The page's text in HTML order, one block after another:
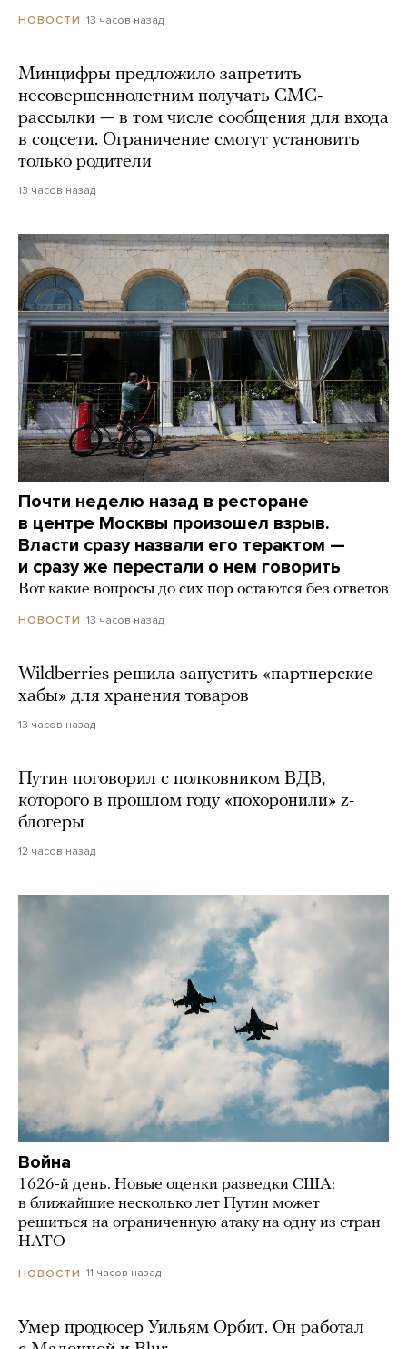
НОВОСТИ 13 часов назад
Минцифры предложило запретить
несовершеннолетним получать СМС-
рассылки — в том числе сообщения для входа
в соцсети. Ограничение смогут установить
только родители
13 часов назад
Почти неделю назад в ресторане
в центре Москвы произошел взрыв.
Власти сразу назвали его терактом —
и сразу же перестали о нем говорить
Вот какие вопросы до сих пор остаются без ответов
НОВОСТИ 13 часов назад
Wildberries решила запустить «партнерские
хабы» для хранения товаров
13 часов назад
Путин поговорил с полковником ВДВ,
которого в прошлом году «похоронили» z-
блогеры
12 часов назад
Война
1626-й день. Новые оценки разведки США:
в ближайшие несколько лет Путин может
решиться на ограниченную атаку на одну из стран
НАТО
НОВОСТИ 11 часов назад
Умер продюсер Уильям Орбит. Он работал